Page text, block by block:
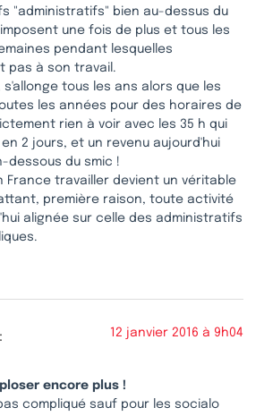
"administratifs" bien au-dessus du
une fois de plus et tous les
pendant lesquelles
pas à son travail.
s'allonge tous les ans alors que les
les années pour des horaires de
rien à voir avec les 35 h qui
2 jours, et un revenu aujourd'hui
dessous du smic !
France travailler devient un véritable
première raison, toute activité
alignée sur celle des administratifs
12 janvier 2016 à 9h04
encore plus !
compliqué sauf pour les socialo